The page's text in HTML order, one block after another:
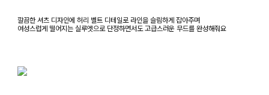
깔끔한 셔츠 디자인에 허리 벨트 디테일로 라인을 슬림하게 잡아주며
여성스럽게 떨어지는 실루엣으로 단정하면서도 고급스러운 무드를 완성해줘요